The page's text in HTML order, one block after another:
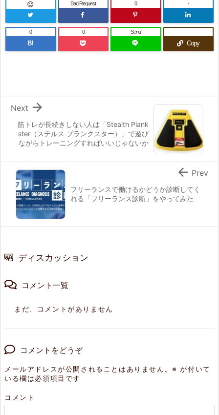
 Bad Request 0 -
B!
0 0 Send
Copy
-
筋トレが長続きしない人は「Stealth Plank
ster（ステルス プランクスター）」で遊び
ながらトレーニングすればいいじゃないか

Next
フリーランスで働けるかどうか診断してく
れる「フリーランス診断」をやってみた
 Prev
ディスカッション
コメント一覧
まだ、コメントがありません
コメントをどうぞ
メールアドレスが公開されることはありません。※ が付いて
いる欄は必須項目です
コメント